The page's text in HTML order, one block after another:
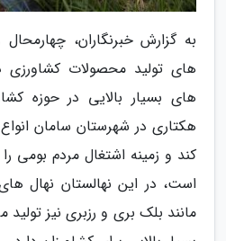
به گزارش خبرنگاران،
های تولید محصولات
هکتاری در شهرستان سامان
کند و زمینه اشتغال مردم بومی
است، در این نهالستان نهال
مانند بلک بری و رزبری نیز